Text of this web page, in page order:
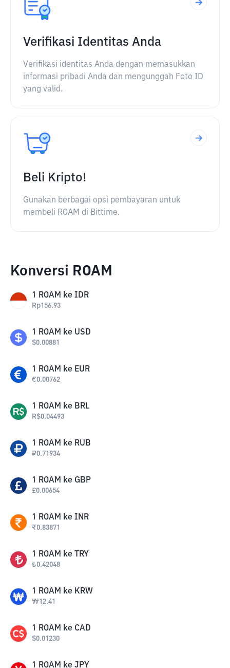
Verifikasi Identitas Anda
Verifikasi identitas Anda dengan memasukkan
informasi pribadi Anda dan mengunggah Foto ID
yang valid.
Beli Kripto!
Gunakan berbagai opsi pembayaran untuk
membeli ROAM di Bittime.
Konversi ROAM
1 ROAM ke IDR
Rp156.93
1 ROAM ke USD
$0.00881
1 ROAM ke EUR
€0.00762
1 ROAM ke BRL
R$0.04493
1 ROAM ke RUB
₽0.71934
1 ROAM ke GBP
£0.00654
1 ROAM ke INR
₹0.83871
1 ROAM ke TRY
₺0.42048
1 ROAM ke KRW
₩12.41
1 ROAM ke CAD
$0.01230
1 ROAM ke JPY